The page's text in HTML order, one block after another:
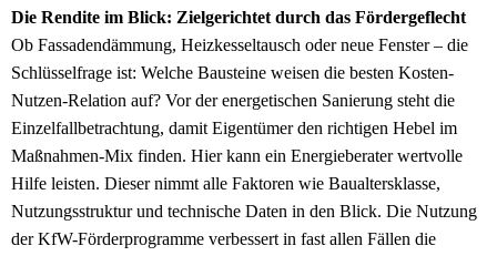
Die Rendite im Blick: Zielgerichtet durch das Fördergeflecht
Ob Fassadendämmung, Heizkesseltausch oder neue Fenster – die
Schlüsselfrage ist: Welche Bausteine weisen die besten Kosten-
Nutzen-Relation auf? Vor der energetischen Sanierung steht die
Einzelfallbetrachtung, damit Eigentümer den richtigen Hebel im
Maßnahmen-Mix finden. Hier kann ein Energieberater wertvolle
Hilfe leisten. Dieser nimmt alle Faktoren wie Baualtersklasse,
Nutzungsstruktur und technische Daten in den Blick. Die Nutzung
der KfW-Förderprogramme verbessert in fast allen Fällen die